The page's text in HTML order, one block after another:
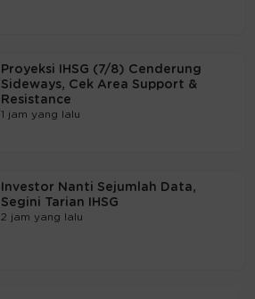
Proyeksi IHSG (7/8) Cenderung
Sideways, Cek Area Support &
Resistance
1 jam yang lalu
Investor Nanti Sejumlah Data,
Segini Tarian IHSG
2 jam yang lalu